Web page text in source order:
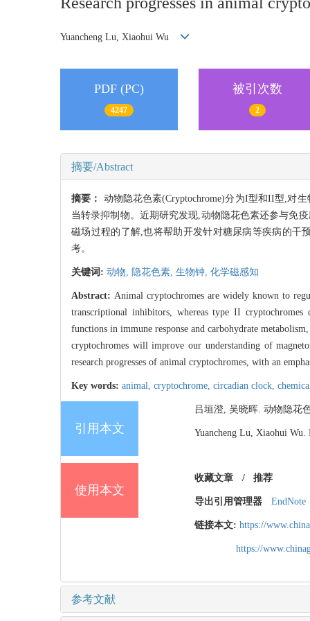
Yuancheng Lu, Xiaohui Wu
PDF (PC)
4247
被引次数
2
摘要/Abstract
摘要： 动物隐花色素(Cryptochrome)分为I型和II型,对
当转录抑制物。近期研究发现,动物隐花色素还参与免
磁场过程的了解,也将帮助开发针对糖尿病等疾病的干
考。
关键词: 动物, 隐花色素, 生物钟, 化学磁感知
Abstract: Animal cryptochromes are widely known to
transcriptional inhibitors, whereas type II
functions in immune response and carbohydrate
cryptochromes will improve our understanding of
research progresses of animal cryptochromes, with an
Key words: animal, cryptochrome, circadian clock,
引用本文
吕垣澄, 吴晓晖. 动物隐花
Yuancheng Lu, Xiaohui Wu.
使用本文
收藏文章 / 推荐
导出引用管理器 EndNote
链接本文: https://
https://
参考文献